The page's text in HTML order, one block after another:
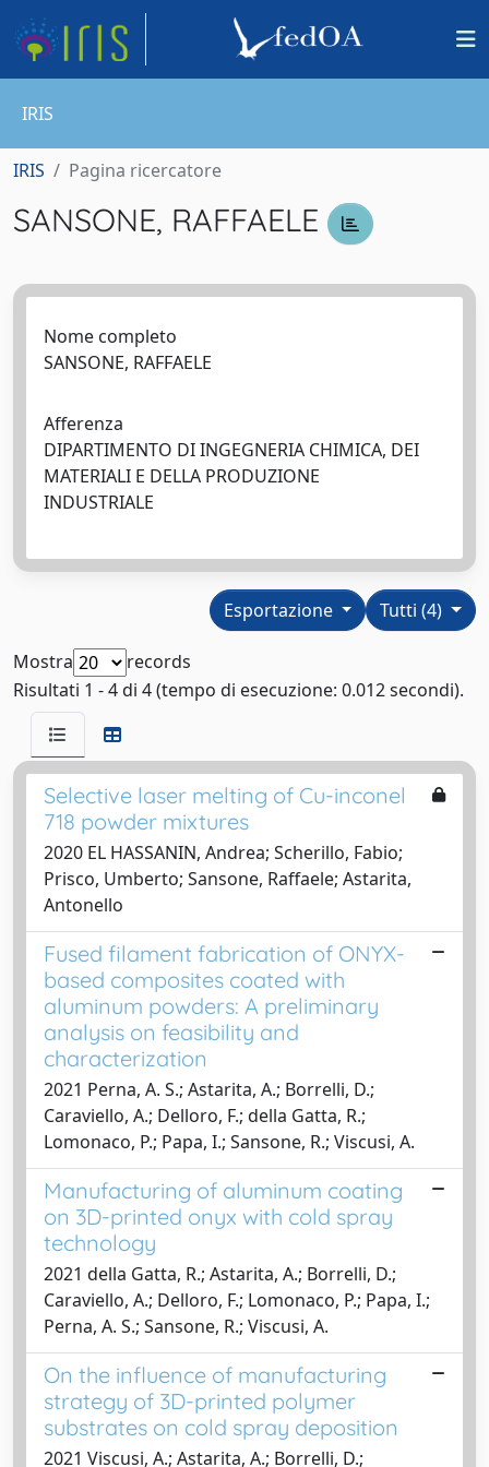
IRIS
IRIS Pagina ricercatore
SANSONE, RAFFAELE
Nome completo
SANSONE, RAFFAELE
Afferenza
DIPARTIMENTO DI INGEGNERIA CHIMICA, DEI
MATERIALI E DELLA PRODUZIONE
INDUSTRIALE
Tutti (4)
Esportazione
Mostra
records
Risultati 1 - 4 di 4 (tempo di esecuzione: 0.012 secondi).
Selective laser melting of Cu-inconel
718 powder mixtures
2020 EL HASSANIN, Andrea; Scherillo, Fabio;
Prisco, Umberto; Sansone, Raffaele; Astarita,
Antonello
Fused filament fabrication of ONYX-
based composites coated with
aluminum powders: A preliminary
analysis on feasibility and
characterization
2021 Perna, A. S.; Astarita, A.; Borrelli, D.;
Caraviello, A.; Delloro, F.; della Gatta, R.;
Lomonaco, P.; Papa, I.; Sansone, R.; Viscusi, A.
Manufacturing of aluminum coating
on 3D-printed onyx with cold spray
technology
2021 della Gatta, R.; Astarita, A.; Borrelli, D.;
Caraviello, A.; Delloro, F.; Lomonaco, P.; Papa, I.;
Perna, A. S.; Sansone, R.; Viscusi, A.
On the influence of manufacturing
strategy of 3D-printed polymer
substrates on cold spray deposition
2021 Viscusi, A.; Astarita, A.; Borrelli, D.;